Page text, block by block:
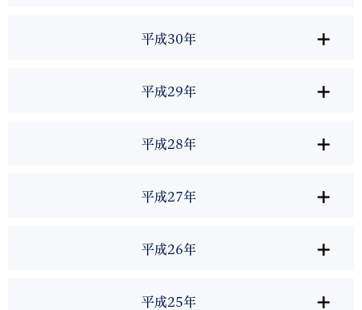
平成30年
平成29年
平成28年
平成27年
平成26年
平成25年